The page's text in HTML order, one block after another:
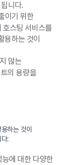
니다.
이기 위한
호스팅 서비스를
하는 것이
않는
의 용량을
하는 것이
:
능에 대한 다양한